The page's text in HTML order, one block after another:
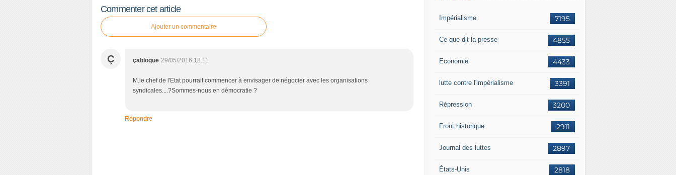
Commenter cet article
Ajouter un commentaire
Ç çabloque 29/05/2016 18:11
M.le chef de l'Etat pourrait commencer à envisager de négocier avec les organisations
syndicales....?Sommes-nous en démocratie ?
Répondre
7195
Impérialisme
4855
Ce que dit la presse
4433
Economie
3391
lutte contre l'impérialisme
3200
Répression
2911
Front historique
2897
Journal des luttes
2818
États-Unis